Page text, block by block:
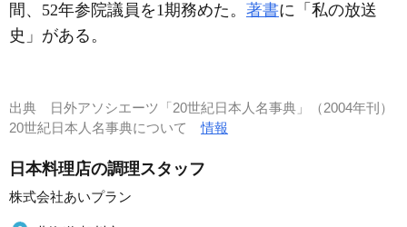
間、52年参院議員を1期務めた。 著書に「私の放送
史」がある。
出典
日外アソシエーツ「20世紀日本人名事典」（2004年刊）
20世紀日本人名事典について情報
日本料理店の調理スタッフ
株式会社あいプラン